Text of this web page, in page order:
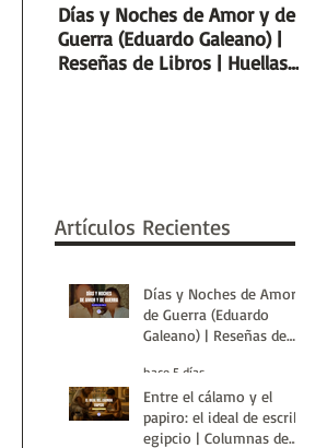
Días y Noches de Amor y de
Guerra (Eduardo Galeano) |
Reseñas de Libros | Huellas
Artículos Recientes
Días y Noches de Amor y
de Guerra (Eduardo
Galeano) | Reseñas de
Historia
hace 5 días
Entre el cálamo y el
papiro: el ideal de escriba
egipcio | Columnas de